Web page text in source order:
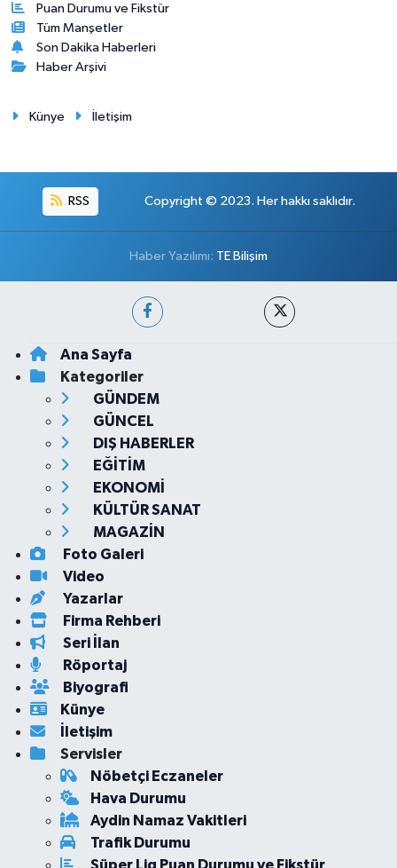
Puan Durumu ve Fikstür
Tüm Manşetler
Son Dakika Haberleri
Haber Arşivi
Künye İletişim
RSS Copyright © 2023. Her hakkı saklıdır.
Haber Yazılımı: TE Bilişim
Ana Sayfa
Kategoriler
GÜNDEM
GÜNCEL
DIŞ HABERLER
EĞİTİM
EKONOMİ
KÜLTÜR SANAT
MAGAZİN
Foto Galeri
Video
Yazarlar
Firma Rehberi
Seri İlan
Röportaj
Biyografi
Künye
İletişim
Servisler
Nöbetçi Eczaneler
Hava Durumu
Aydin Namaz Vakitleri
Trafik Durumu
Süper Lig Puan Durumu ve Fikstür